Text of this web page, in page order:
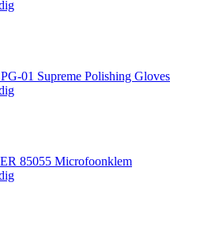
01 Supreme Polishing Gloves
85055 Microfoonklem